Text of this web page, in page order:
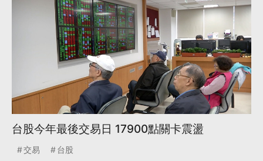
台股今年最後交易日 17900點關卡震盪
交易 台股